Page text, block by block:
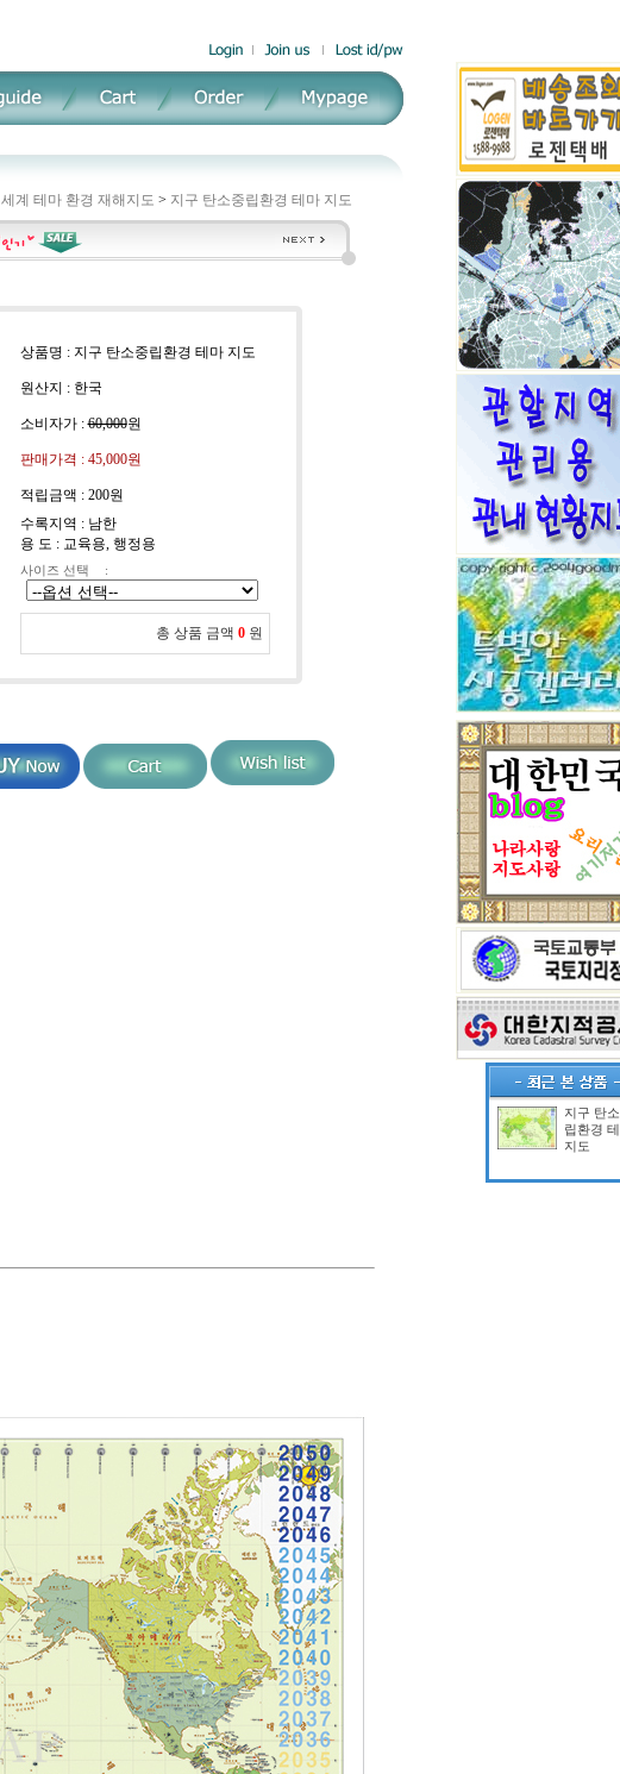
세계 테마 환경 재해지도 > 지구 탄소중립환경 테마 지도
상품명 : 지구 탄소중립환경 테마 지도
원산지 : 한국
소비자가 :60,000원
판매가격 : 45,000원
적립금액 : 200원
수록지역 : 남한
용 도 : 교육용, 행정용
사이즈 선택 :
총 상품 금액 0 원
지구 탄
립환경
지도